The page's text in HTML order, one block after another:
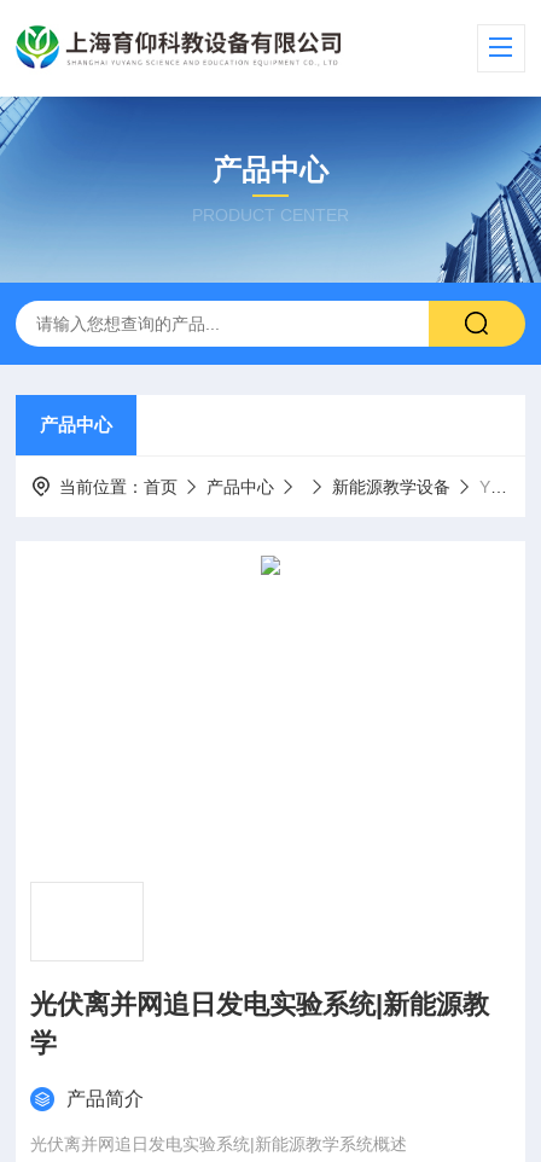
产品中心
PRODUCT CENTER
产品中心
当前位置：首页 产品中心 新能源教学设备 YUY-PV33光伏离并网追日发电实验系统|新能源教学
光伏离并网追日发电实验系统|新能源教
学
产品简介
光伏离并网追日发电实验系统|新能源教学系统概述